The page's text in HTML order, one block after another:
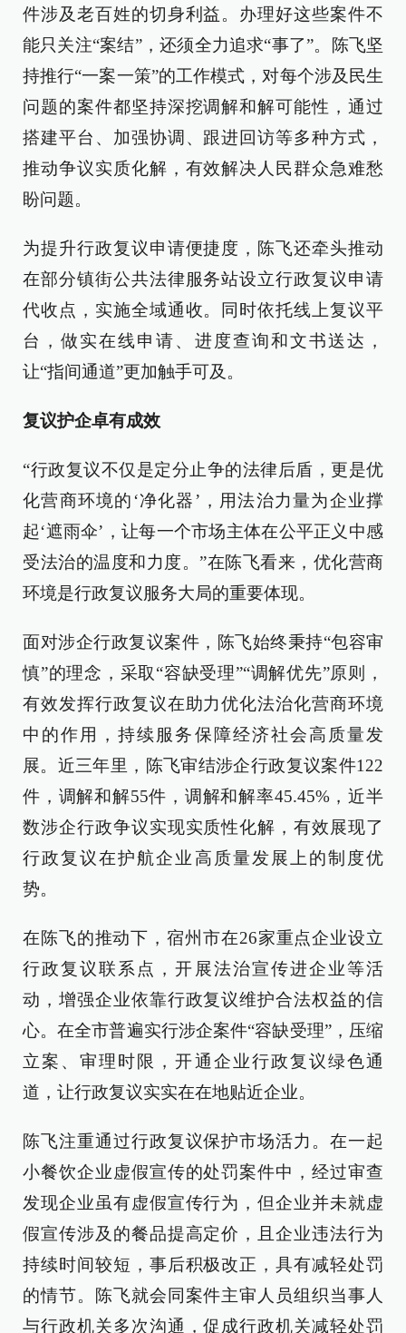
件涉及老百姓的切身利益。办理好这些案件不
能只关注“案结”，还须全力追求“事了”。陈飞坚
持推行“一案一策”的工作模式，对每个涉及民生
问题的案件都坚持深挖调解和解可能性，通过
搭建平台、加强协调、跟进回访等多种方式，
推动争议实质化解，有效解决人民群众急难愁
盼问题。
为提升行政复议申请便捷度，陈飞还牵头推动
在部分镇街公共法律服务站设立行政复议申请
代收点，实施全域通收。同时依托线上复议平
台，做实在线申请、进度查询和文书送达，
让“指间通道”更加触手可及。
复议护企卓有成效
“行政复议不仅是定分止争的法律后盾，更是优
化营商环境的‘净化器’，用法治力量为企业撑
起‘遮雨伞’，让每一个市场主体在公平正义中感
受法治的温度和力度。”在陈飞看来，优化营商
环境是行政复议服务大局的重要体现。
面对涉企行政复议案件，陈飞始终秉持“包容审
慎”的理念，采取“容缺受理”“调解优先”原则，
有效发挥行政复议在助力优化法治化营商环境
中的作用，持续服务保障经济社会高质量发
展。近三年里，陈飞审结涉企行政复议案件122
件，调解和解55件，调解和解率45.45%，近半
数涉企行政争议实现实质性化解，有效展现了
行政复议在护航企业高质量发展上的制度优
势。
在陈飞的推动下，宿州市在26家重点企业设立
行政复议联系点，开展法治宣传进企业等活
动，增强企业依靠行政复议维护合法权益的信
心。在全市普遍实行涉企案件“容缺受理”，压缩
立案、审理时限，开通企业行政复议绿色通
道，让行政复议实实在在地贴近企业。
陈飞注重通过行政复议保护市场活力。在一起
小餐饮企业虚假宣传的处罚案件中，经过审查
发现企业虽有虚假宣传行为，但企业并未就虚
假宣传涉及的餐品提高定价，且企业违法行为
持续时间较短，事后积极改正，具有减轻处罚
的情节。陈飞就会同案件主审人员组织当事人
与行政机关多次沟通，促成行政机关减轻处罚